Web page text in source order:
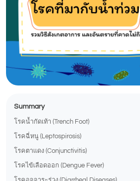
Summary
โรคน้ำกัดเท้า (Trench Foot)
โรคฉี่หนู (Leptospirosis)
โรคตาแดง (Conjunctivitis)
โรคไข้เลือดออก (Dengue Fever)